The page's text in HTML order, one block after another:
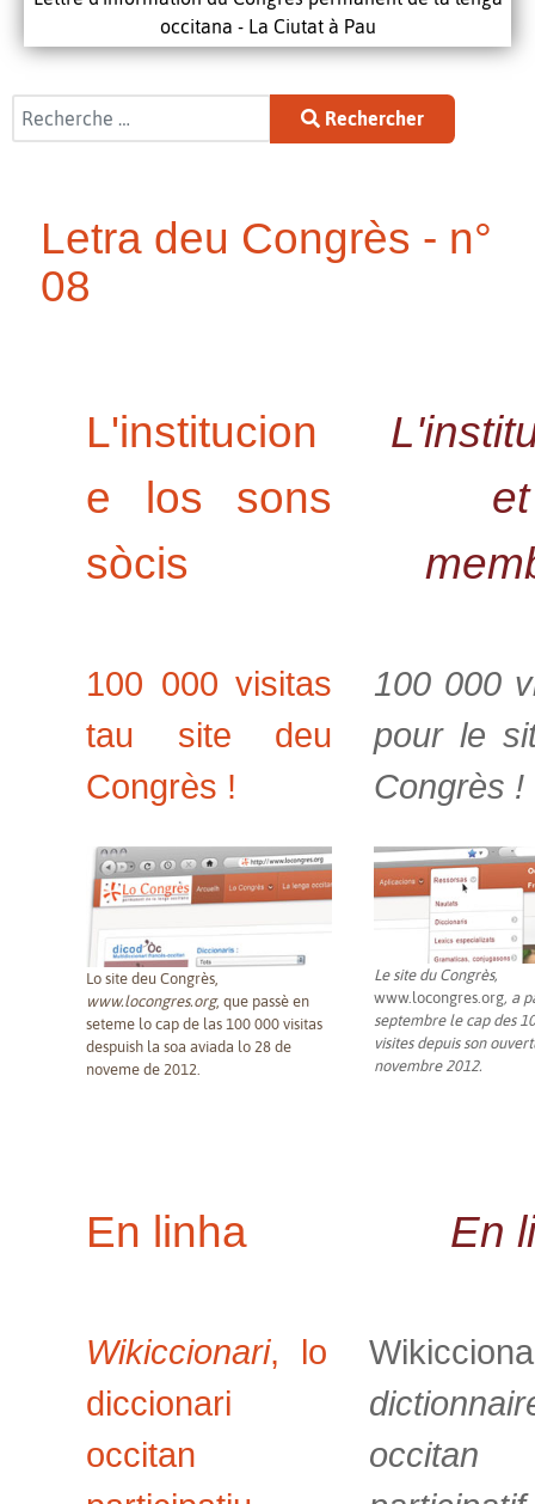
occitana - La Ciutat à Pau
Rechercher
Rechercher
Letra deu Congrès - n°
08
L'institucion
e los sons
sòcis
100 000 visitas
tau site deu
Congrès !
100 000
pour le
Congrès !
Lo site deu Congrès,
www.locongres.org, que passè en
seteme lo cap de las 100 000 visitas
despuish la soa aviada lo 28 de
noveme de 2012.
Le site du Congrès,
www.locongres.org, a
septembre le cap des
visites depuis son
novembre 2012.
En linha En
Wikiccionari, lo
diccionari
occitan
occitan